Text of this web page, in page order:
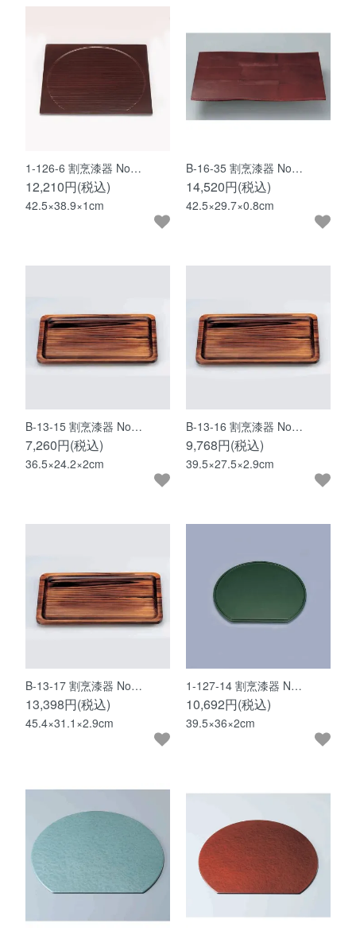
1-126-6 割烹漆器 No…
12,210円(税込)
42.5×38.9×1cm
B-16-35 割烹漆器 No…
14,520円(税込)
42.5×29.7×0.8cm
B-13-15 割烹漆器 No…
7,260円(税込)
36.5×24.2×2cm
B-13-16 割烹漆器 No…
9,768円(税込)
39.5×27.5×2.9cm
B-13-17 割烹漆器 No…
13,398円(税込)
45.4×31.1×2.9cm
1-127-14 割烹漆器 N…
10,692円(税込)
39.5×36×2cm